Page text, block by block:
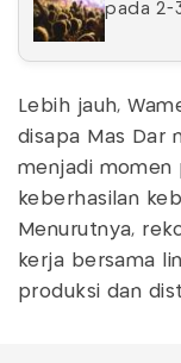
pada 2-
Lebih jauh,
disapa Mas Dar
menjadi momen
keberhasilan
Menurutnya,
kerja bersama
produksi dan